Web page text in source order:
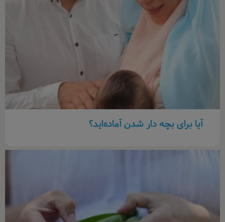
آیا برای بچه دار شدن آماده‌اید؟